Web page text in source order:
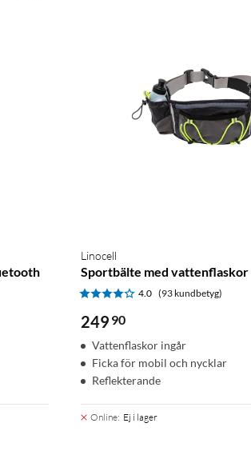
Linocell
Sportbälte med vattenflaskor
4.0 (93 kundbetyg)
249 90
Vattenflaskor ingår
Ficka för mobil och nycklar
Reflekterande
Online: Ej i lager